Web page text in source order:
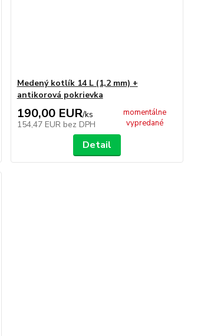
Medený kotlík 14 L (1,2 mm) +
antikorová pokrievka
190,00 EUR/ks
154,47 EUR bez DPH
momentálne
vypredané
Detail